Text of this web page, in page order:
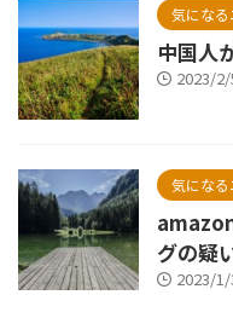
気になる
中国人
2023/2/
気になる
グの疑
2023/1/